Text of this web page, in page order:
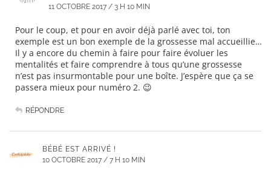
11 OCTOBRE 2017 / 3 H 10 MIN
Pour le coup, et pour en avoir déjà parlé avec toi, ton
exemple est un bon exemple de la grossesse mal accueillie…
Il y a encore du chemin à faire pour faire évoluer les
mentalités et faire comprendre à tous qu’une grossesse
n’est pas insurmontable pour une boîte. J’espère que ça se
passera mieux pour numéro 2. 😉
RÉPONDRE
BÉBÉ EST ARRIVÉ !
10 OCTOBRE 2017 / 7 H 10 MIN